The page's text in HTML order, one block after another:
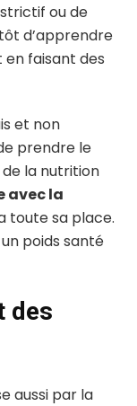
ou de
d’apprendre
en faisant des
et non
prendre le
la nutrition
avec la
toute sa place.
poids santé
des
aussi par la